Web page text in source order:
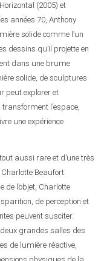
(2005) et
années 70, Anthony
solide comme l’un
dessins qu’il projette en
dans une brume
solide, de sculptures
peut explorer et
l’espace,
une expérience
aussi rare et d’une très
Beaufort.
l’objet, Charlotte
de perception et
peuvent susciter.
grandes salles des
de lumière réactive,